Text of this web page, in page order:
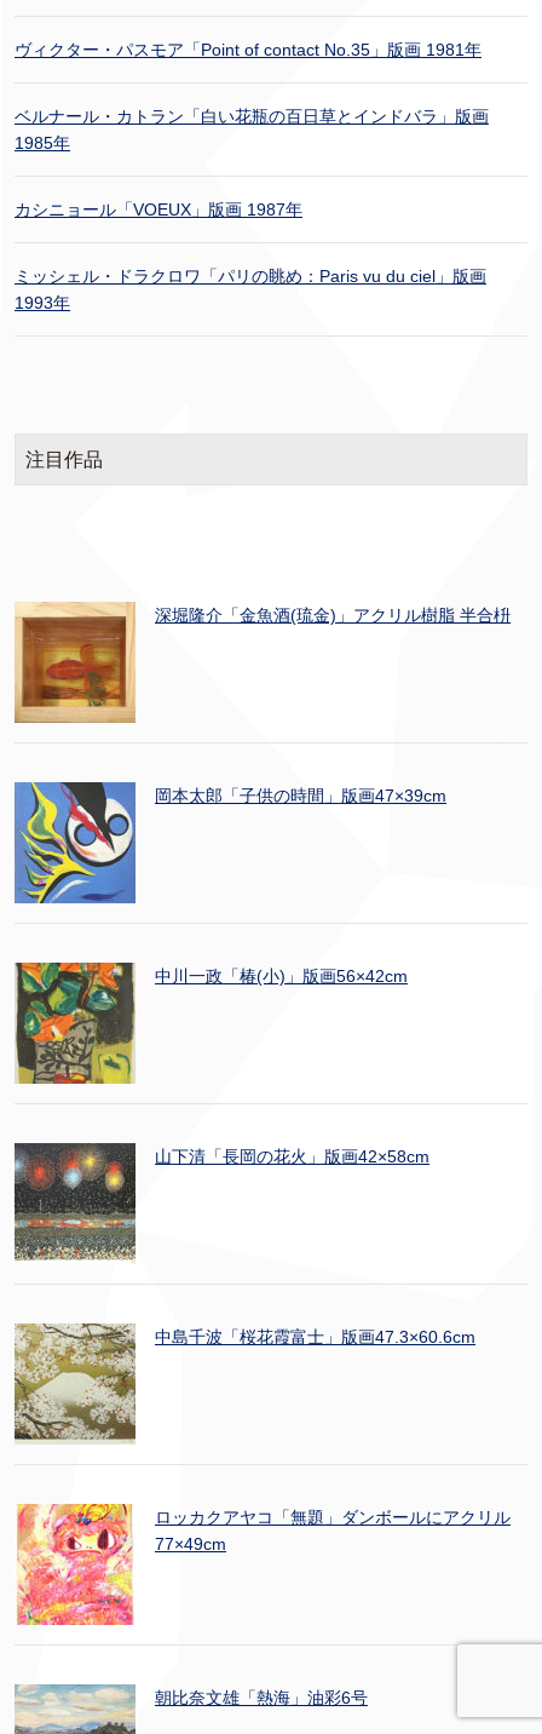
ヴィクター・パスモア「Point of contact No.35」版画 1981年
ベルナール・カトラン「白い花瓶の百日草とインドバラ」版画
1985年
カシニョール「VOEUX」版画 1987年
ミッシェル・ドラクロワ「パリの眺め：Paris vu du ciel」版画
1993年
注目作品
深堀隆介「金魚酒(琉金)」アクリル樹脂 半合枡
岡本太郎「子供の時間」版画47×39cm
中川一政「椿(小)」版画56×42cm
山下清「長岡の花火」版画42×58cm
中島千波「桜花霞富士」版画47.3×60.6cm
ロッカクアヤコ「無題」ダンボールにアクリル
77×49cm
朝比奈文雄「熱海」油彩6号